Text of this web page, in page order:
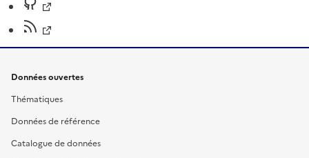
Données ouvertes
Thématiques
Données de référence
Catalogue de données